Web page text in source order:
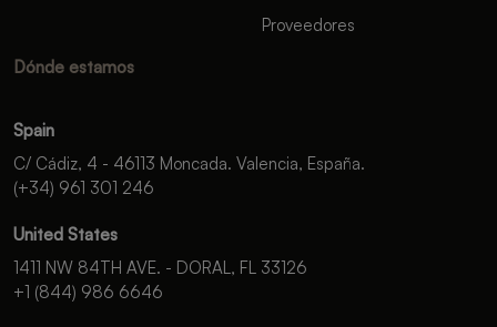
Proveedores
Dónde estamos
Spain
C/ Cádiz, 4 - 46113 Moncada. Valencia, España.
(+34) 961 301 246
United States
1411 NW 84TH AVE. - DORAL, FL 33126
+1 (844) 986 6646